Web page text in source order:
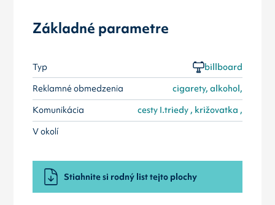
Základné parametre
Typ
billboard
Reklamné obmedzenia
cigarety, alkohol,
Komunikácia
cesty I.triedy , križovatka ,
V okolí
Stiahnite si rodný list tejto plochy